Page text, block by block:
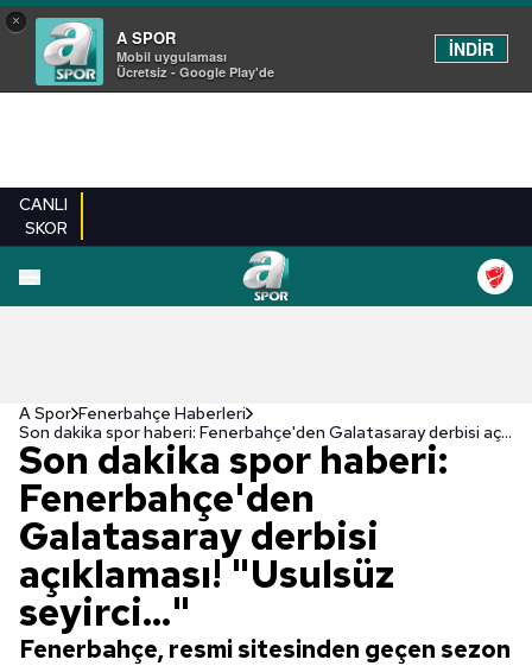
×
A SPOR
Mobil uygulaması
Ücretsiz - Google Play'de
İNDİR
CANLI
SKOR
A Spor Fenerbahçe Haberleri
Son dakika spor haberi: Fenerbahçe'den Galatasaray derbisi açıklaması! "Usulsüz seyirci..."
Son dakika spor haberi:
Fenerbahçe'den
Galatasaray derbisi
açıklaması! "Usulsüz
seyirci..."
Fenerbahçe, resmi sitesinden geçen sezon